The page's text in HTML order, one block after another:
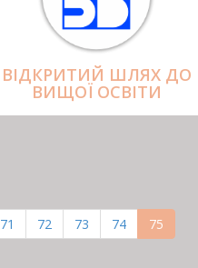
ВІДКРИТИЙ ШЛЯХ ДО
ВИЩОЇ ОСВІТИ
Page
71 Page
72 Page
73 Page
74 75